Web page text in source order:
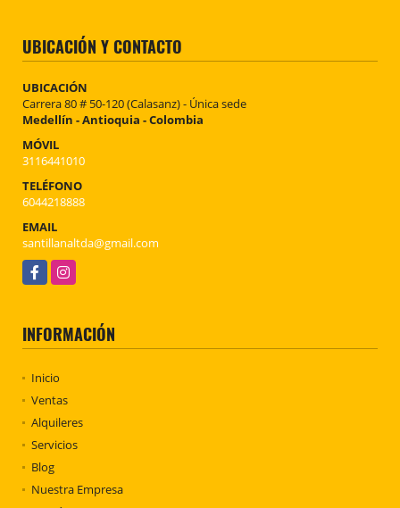
UBICACIÓN Y CONTACTO
UBICACIÓN
Carrera 80 # 50-120 (Calasanz) - Única sede
Medellín - Antioquia - Colombia
MÓVIL
3116441010
TELÉFONO
6044218888
EMAIL
santillanaltda@gmail.com
FacebookInstagram
INFORMACIÓN
Inicio
Ventas
Alquileres
Servicios
Blog
Nuestra Empresa